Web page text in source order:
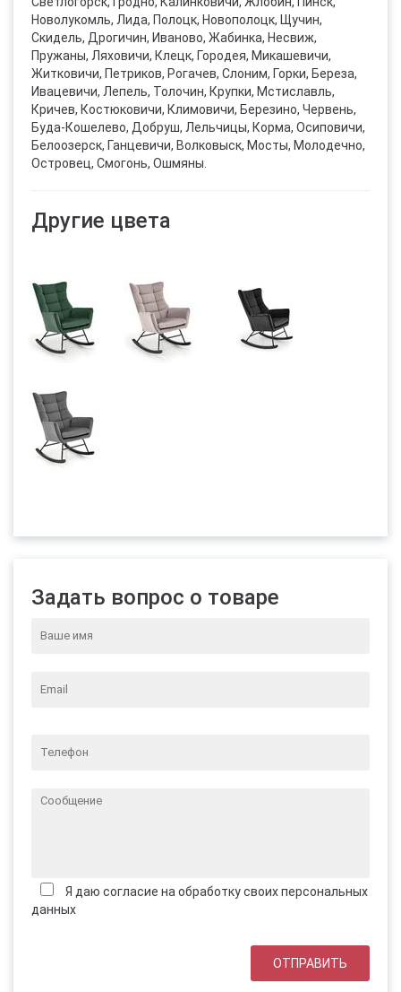
Новолукомль, Лида, Полоцк, Новополоцк, Щучин,
Скидель, Дрогичин, Иваново, Жабинка, Несвиж,
Пружаны, Ляховичи, Клецк, Городея, Микашевичи,
Житковичи, Петриков, Рогачев, Слоним, Горки, Береза,
Ивацевичи, Лепель, Толочин, Крупки, Мстиславль,
Кричев, Костюковичи, Климовичи, Березино, Червень,
Буда-Кошелево, Добруш, Лельчицы, Корма, Осиповичи,
Белоозерск, Ганцевичи, Волковыск, Мосты, Молодечно,
Островец, Смогонь, Ошмяны.
Другие цвета
Задать вопрос о товаре
Я даю согласие на обработку своих персональных
данных